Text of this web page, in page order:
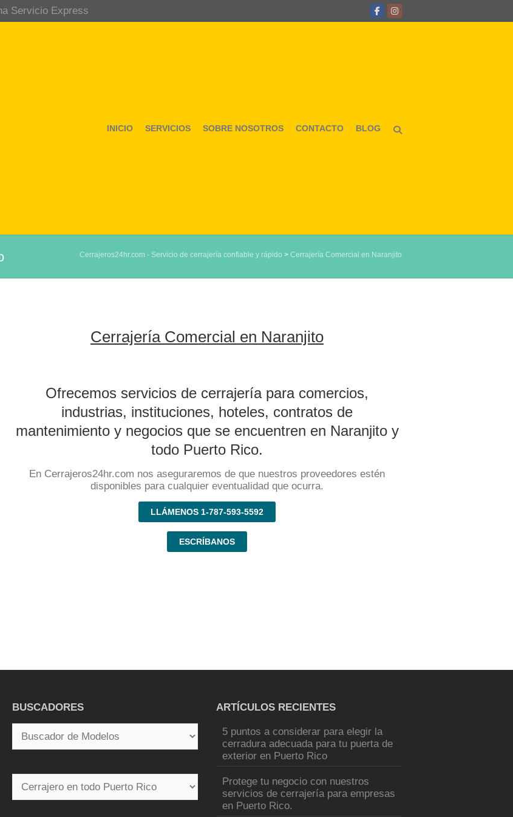
Servicio Express
INICIO SERVICIOS SOBRE NOSOTROS CONTACTO BLOG
Cerrajeros24hr.com - Servicio de cerrajería confiable y rápido > Cerrajería Comercial en Naranjito
Cerrajería Comercial en Naranjito
Ofrecemos servicios de cerrajería para comercios,
industrias, instituciones, hoteles, contratos de
mantenimiento y negocios que se encuentren en Naranjito y
todo Puerto Rico.
En Cerrajeros24hr.com nos aseguraremos de que nuestros proveedores estén
disponibles para cualquier eventualidad que ocurra.
LLÁMENOS 1-787-593-5592
ESCRÍBANOS
BUSCADORES ARTÍCULOS RECIENTES
5 puntos a considerar para elegir la
cerradura adecuada para tu puerta de
exterior en Puerto Rico
Protege tu negocio con nuestros
servicios de cerrajería para empresas
en Puerto Rico.